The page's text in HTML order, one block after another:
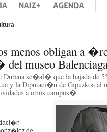
menos obligan a
del museo
se�al� que la bajada de
y la Diputaci�n de Gipuzkoa al
a otros campos�.